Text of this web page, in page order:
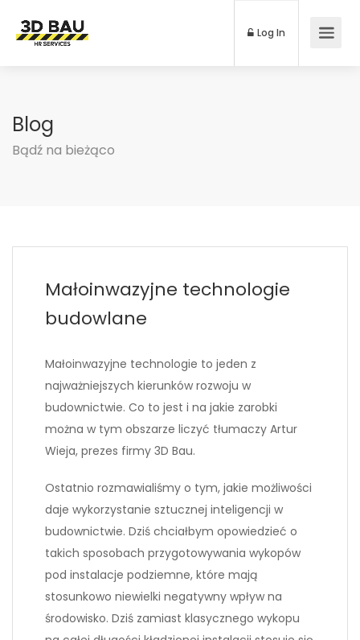
Log In
Blog
Bądź na bieżąco
Małoinwazyjne technologie
budowlane
Małoinwazyjne technologie to jeden z
najważniejszych kierunków rozwoju w
budownictwie. Co to jest i na jakie zarobki
można w tym obszarze liczyć tłumaczy Artur
Wieja, prezes firmy 3D Bau.
Ostatnio rozmawialiśmy o tym, jakie możliwości
daje wykorzystanie sztucznej inteligencji w
budownictwie. Dziś chciałbym opowiedzieć o
takich sposobach przygotowywania wykopów
pod instalacje podziemne, które mają
stosunkowo niewielki negatywny wpływ na
środowisko. Dziś zamiast klasycznego wykopu